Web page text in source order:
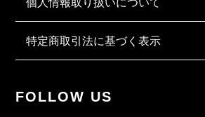
特定商取引法に基づく表示
FOLLOW US